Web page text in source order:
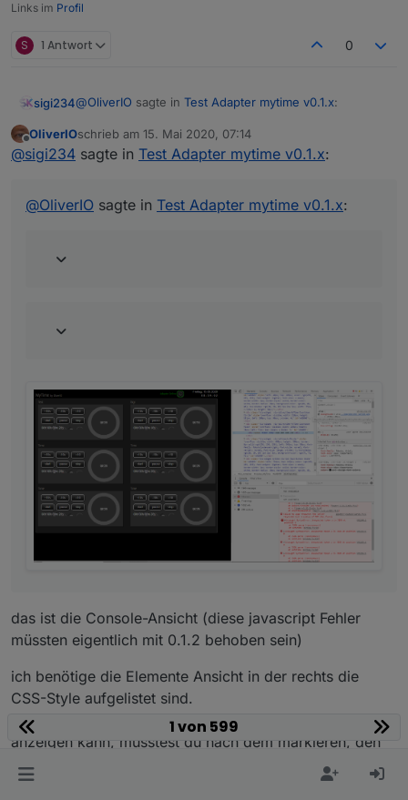
Links im Profil
S 1 Antwort 0
sigi234@OliverIO sagte in Test Adapter mytime v0.1.x:
@sigi234sagte inTest Adapter mytime v0.1.x
OliverIO
Auf das Auswahlwerkzeug links
dann das Element auswählen
Offline
OliverIOschrieb am 15. Mai 2020, 07:14
zuletzt editiert von
@sigi234 sagte in Test Adapter mytime v0.1.x:
@OliverIO sagte in Test Adapter mytime v0.1.x:
das ist die Console-Ansicht (diese javascript Fehler
müssten eigentlich mit 0.1.2 behoben sein)
ich benötige die Elemente Ansicht in der rechts die
CSS-Style aufgelistet sind.
Da diese Anzeige oft länger ist wie das Fenster
anzeigen kann, müsstest du nach dem markieren, den
unteren Teil des Fensters größer machen, damit mehr
drauf passt
1 von 599